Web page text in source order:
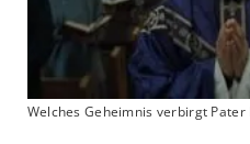
Welches Geheimnis verbirgt